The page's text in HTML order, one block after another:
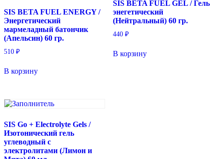
SIS BETA FUEL ENERGY /
Энергетический
мармеладный батончик
(Апельсин) 60 гр.
510 ₽
В корзину
SIS BETA FUEL GEL / Гель
энегетический
(Нейтральный) 60 гр.
440 ₽
В корзину
SIS Go + Electrolyte Gels /
Изотонический гель
углеводный с
электролитами (Лимон и